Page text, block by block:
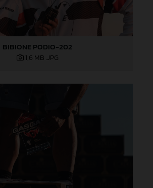
BIBIONE PODIO-202
1,6 MB .JPG